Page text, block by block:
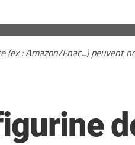
: Amazon/Fnac...) peuvent